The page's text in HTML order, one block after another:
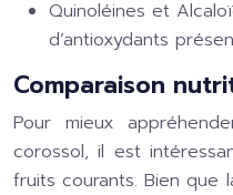
Quinoléines et
d’antioxydants
Comparaison
Pour mieux
corossol, il est
fruits courants. Bien que